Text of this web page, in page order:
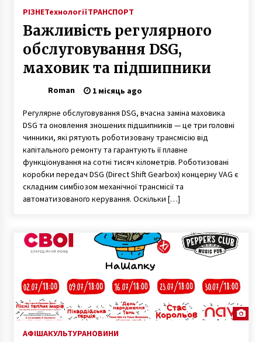
РІЗНЕТехнологіїТРАНСПОРТ
Важливість регулярного
обслуговування DSG,
маховик та підшипники
Roman 1 місяць ago
Регулярне обслуговування DSG, вчасна заміна маховика
DSG та оновлення зношених підшипників — це три головні
чинники, які рятують роботизовану трансмісію від
капітального ремонту та гарантують її плавне
функціонування на сотні тисяч кілометрів. Роботизовані
коробки передач DSG (Direct Shift Gearbox) концерну VAG є
складним симбіозом механічної трансмісії та
автоматизованого керування. Оскільки […]
АФІШАКУЛЬТУРАНОВИНИ